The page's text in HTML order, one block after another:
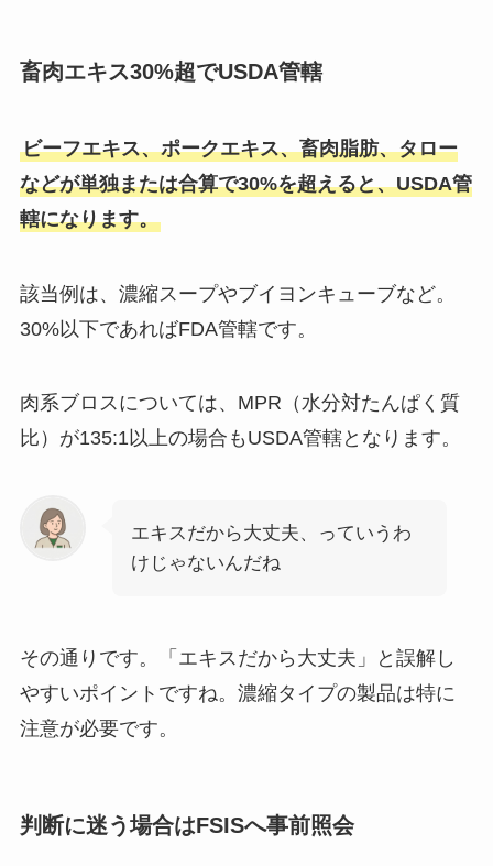
畜肉エキス30%超でUSDA管轄
ビーフエキス、ポークエキス、畜肉脂肪、タロー
などが単独または合算で30%を超えると、USDA管
轄になります。
該当例は、濃縮スープやブイヨンキューブなど。
30%以下であればFDA管轄です。
肉系ブロスについては、MPR（水分対たんぱく質
比）が135:1以上の場合もUSDA管轄となります。
エキスだから大丈夫、っていうわ
けじゃないんだね
その通りです。「エキスだから大丈夫」と誤解し
やすいポイントですね。濃縮タイプの製品は特に
注意が必要です。
判断に迷う場合はFSISへ事前照会